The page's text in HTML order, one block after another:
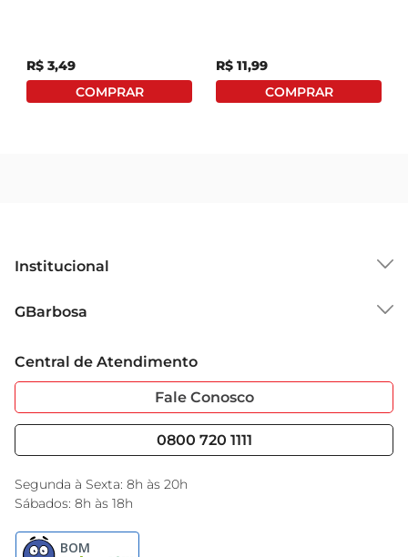
R$ 3,49 R$ 11,99
Institucional
Grupo Cencosud
Sobre Privacidade
Portal do Fornecedo
Nossas Lojas
GBarbosa
Garantia Estendida
Serviços
Black Friday
Encarte do Dia
Central de Atendimento
Fale Conosco
0800 720 1111
Segunda à Sexta: 8h às 20h
Sábados: 8h às 18h